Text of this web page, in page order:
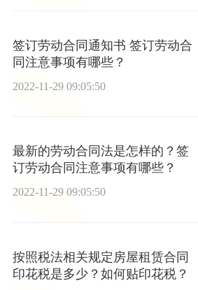
签订劳动合同通知书 签订劳动合
同注意事项有哪些？
2022-11-29 09:05:50
最新的劳动合同法是怎样的？签
订劳动合同注意事项有哪些？
2022-11-29 09:05:50
按照税法相关规定房屋租赁合同
印花税是多少？如何贴印花税？